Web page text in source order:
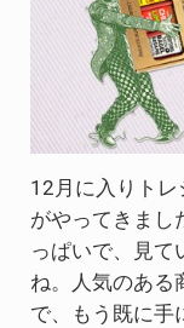
12月に入りト
がやってきまし
っぱいで、見て
ね。人気のある
で、もう既に手